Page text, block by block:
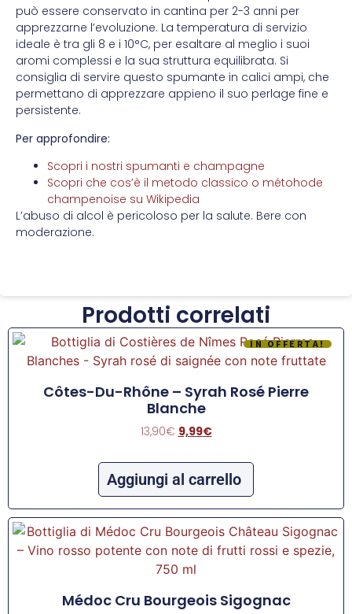
può essere conservato in cantina per 2-3 anni per
apprezzarne l’evoluzione. La temperatura di servizio
ideale è tra gli 8 e i 10°C, per esaltare al meglio i suoi
aromi complessi e la sua struttura equilibrata. Si
consiglia di servire questo spumante in calici ampi, che
permettano di apprezzare appieno il suo perlage fine e
persistente.
Per approfondire:
Scopri i nostri spumanti e champagne
Scopri che cos’è il metodo classico o métohode
champenoise su Wikipedia
L’abuso di alcol è pericoloso per la salute. Bere con
moderazione.
Prodotti correlati
IN OFFERTA!
Côtes-Du-Rhône – Syrah Rosé Pierre
Blanche
13,90€ 9,99€
Aggiungi al carrello
Médoc Cru Bourgeois Sigognac